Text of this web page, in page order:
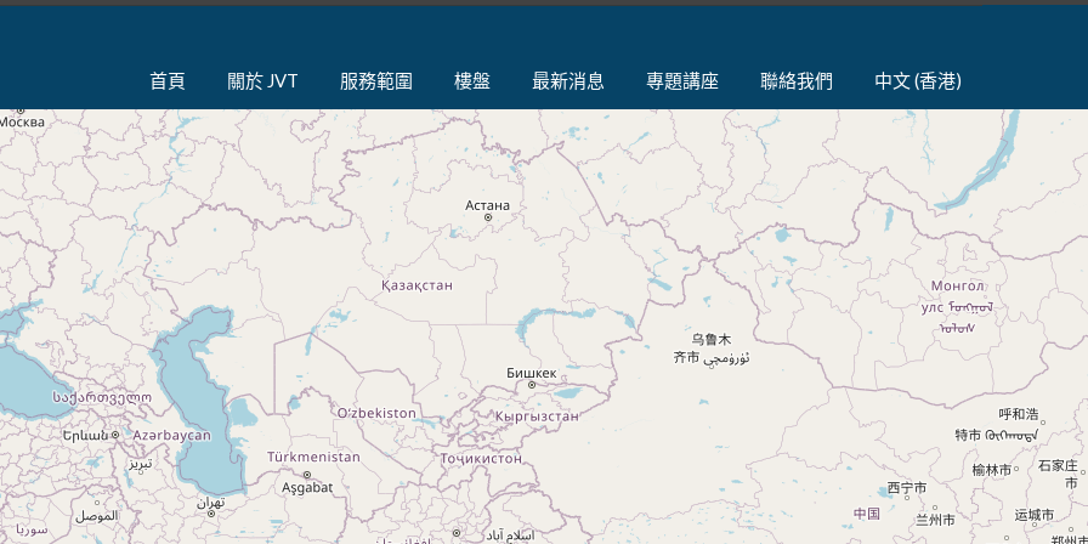
首頁 關於 JVT 服務範圍 樓盤 最新消息 專題講座 聯絡我們 中文 (香港)